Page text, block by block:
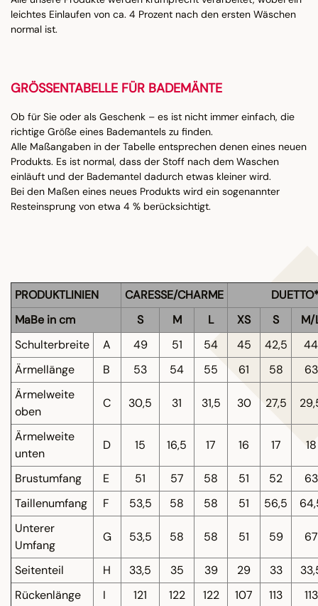
leichtes Einlaufen von ca. 4 Prozent nach den ersten Wäschen
normal ist.
GRÖSSENTABELLE FÜR BADEMÄNTE
Ob für Sie oder als Geschenk – es ist nicht immer einfach, die
richtige Größe eines Bademantels zu finden.
Alle Maßangaben in der Tabelle entsprechen denen eines neuen
Produkts. Es ist normal, dass der Stoff nach dem Waschen
einläuft und der Bademantel dadurch etwas kleiner wird.
Bei den Maßen eines neues Produkts wird ein sogenannter
Resteinsprung von etwa 4 % berücksichtigt.
PRODUKTLINIEN CARESSE/CHARME
MaBe in cm
S M L XS S
M/
Schulterbreite
A 49 51 54 45 42,5
44
Ärmellänge
B 53 54 55 61 58
63
Ärmelweite
oben
C 30,5 31 31,5 30 27,5
Ärmelweite
unten
D 15 16,5 17 16 17 18
Brustumfang E 51 57 58 51 52
63
Taillenumfang
F 53,5 58 58 51 56,5
Unterer
Umfang
G 53,5 58 58 51 59 67
Seitenteil H 33,5 35 39 29 33
Rückenlänge
I 121 122 122 107 113 113